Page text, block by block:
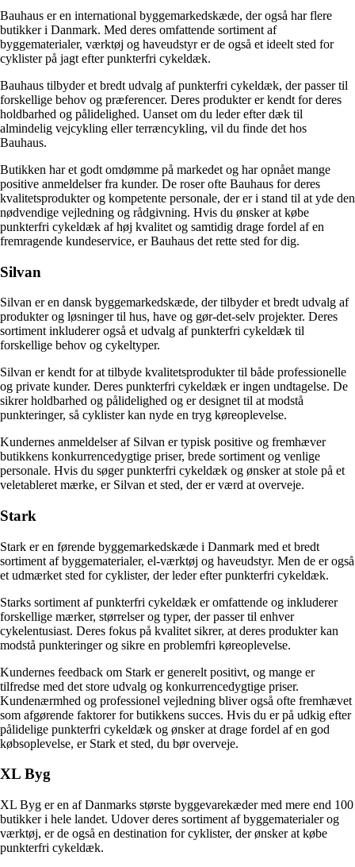
Bauhaus er en international byggemarkedskæde, der også har flere
butikker i Danmark. Med deres omfattende sortiment af
byggematerialer, værktøj og haveudstyr er de også et ideelt sted for
cyklister på jagt efter punkterfri cykeldæk.
Bauhaus tilbyder et bredt udvalg af punkterfri cykeldæk, der passer til
forskellige behov og præferencer. Deres produkter er kendt for deres
holdbarhed og pålidelighed. Uanset om du leder efter dæk til
almindelig vejcykling eller terræncykling, vil du finde det hos
Bauhaus.
Butikken har et godt omdømme på markedet og har opnået mange
positive anmeldelser fra kunder. De roser ofte Bauhaus for deres
kvalitetsprodukter og kompetente personale, der er i stand til at yde den
nødvendige vejledning og rådgivning. Hvis du ønsker at købe
punkterfri cykeldæk af høj kvalitet og samtidig drage fordel af en
fremragende kundeservice, er Bauhaus det rette sted for dig.
Silvan
Silvan er en dansk byggemarkedskæde, der tilbyder et bredt udvalg af
produkter og løsninger til hus, have og gør-det-selv projekter. Deres
sortiment inkluderer også et udvalg af punkterfri cykeldæk til
forskellige behov og cykeltyper.
Silvan er kendt for at tilbyde kvalitetsprodukter til både professionelle
og private kunder. Deres punkterfri cykeldæk er ingen undtagelse. De
sikrer holdbarhed og pålidelighed og er designet til at modstå
punkteringer, så cyklister kan nyde en tryg køreoplevelse.
Kundernes anmeldelser af Silvan er typisk positive og fremhæver
butikkens konkurrencedygtige priser, brede sortiment og venlige
personale. Hvis du søger punkterfri cykeldæk og ønsker at stole på et
veletableret mærke, er Silvan et sted, der er værd at overveje.
Stark
Stark er en førende byggemarkedskæde i Danmark med et bredt
sortiment af byggematerialer, el-værktøj og haveudstyr. Men de er også
et udmærket sted for cyklister, der leder efter punkterfri cykeldæk.
Starks sortiment af punkterfri cykeldæk er omfattende og inkluderer
forskellige mærker, størrelser og typer, der passer til enhver
cykelentusiast. Deres fokus på kvalitet sikrer, at deres produkter kan
modstå punkteringer og sikre en problemfri køreoplevelse.
Kundernes feedback om Stark er generelt positivt, og mange er
tilfredse med det store udvalg og konkurrencedygtige priser.
Kundenærmhed og professionel vejledning bliver også ofte fremhævet
som afgørende faktorer for butikkens succes. Hvis du er på udkig efter
pålidelige punkterfri cykeldæk og ønsker at drage fordel af en god
købsoplevelse, er Stark et sted, du bør overveje.
XL Byg
XL Byg er en af Danmarks største byggevarekæder med mere end 100
butikker i hele landet. Udover deres sortiment af byggematerialer og
værktøj, er de også en destination for cyklister, der ønsker at købe
punkterfri cykeldæk.